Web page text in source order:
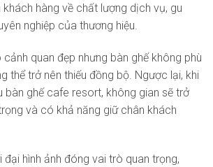
hàng về chất lượng dịch vụ, gu
nghiệp của thương hiệu.
quan đẹp nhưng bàn ghế không phù
thể trở nên thiếu đồng bộ. Ngược lại, khi
bàn ghế cafe resort, không gian sẽ trở
và có khả năng giữ chân khách
hình ảnh đóng vai trò quan trọng,